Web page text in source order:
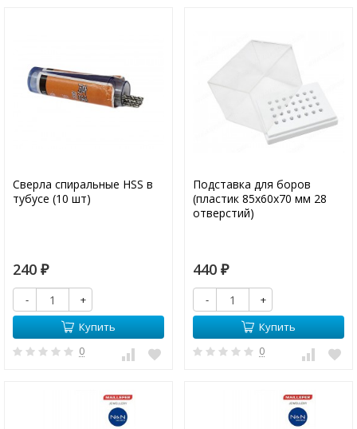
Сверла спиральные HSS в
тубусе (10 шт)
240 ₽
-
+
Купить
0
Подставка для боров
(пластик 85х60х70 мм 28
отверстий)
440 ₽
-
+
Купить
0